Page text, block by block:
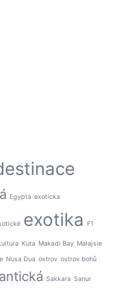
Egypta exoticka
exotika F1
Kuta Makadi Bay Malajsie
Nusa Dua ostrov ostrov bohů
Sakkara Sanur